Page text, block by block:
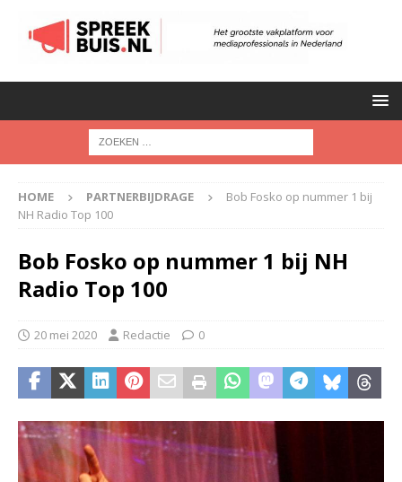
HOME PARTNERBIJDRAGE
Bob Fosko op nummer 1 bij
NH Radio Top 100
Bob Fosko op nummer 1 bij NH
Radio Top 100
20 mei 2020 Redactie 0